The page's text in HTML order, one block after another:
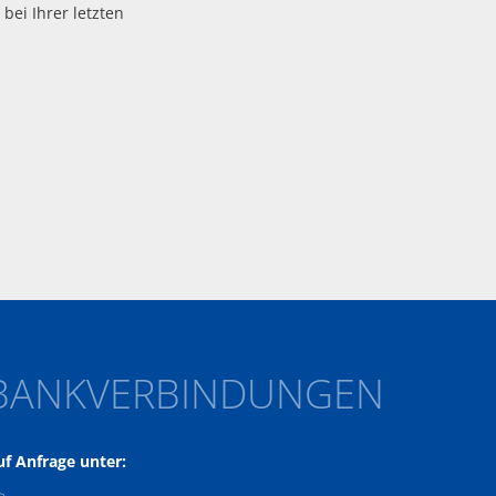
Ihrer letzten
Anfrage unter: